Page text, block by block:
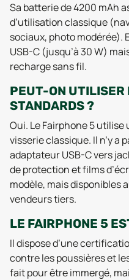
Sa batterie de 4200 mAh
d’utilisation classique
sociaux, photo modérée).
USB-C (jusqu’à 30 W)
recharge sans fil.
PEUT-ON UTILISER
STANDARDS ?
Oui. Le Fairphone 5 utilise
visserie classique. Il n’y a
adaptateur USB-C vers
de protection et films
modèle, mais disponibles
vendeurs tiers.
LE FAIRPHONE 5
Il dispose d’une
contre les poussières et
fait pour être immergé,